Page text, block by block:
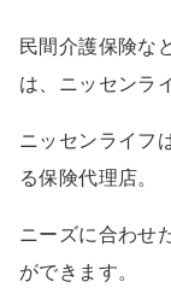
民間介護保険な
は、ニッセンラ
ニッセンライフ
る保険代理店。
ニーズに合わせ
ができます。